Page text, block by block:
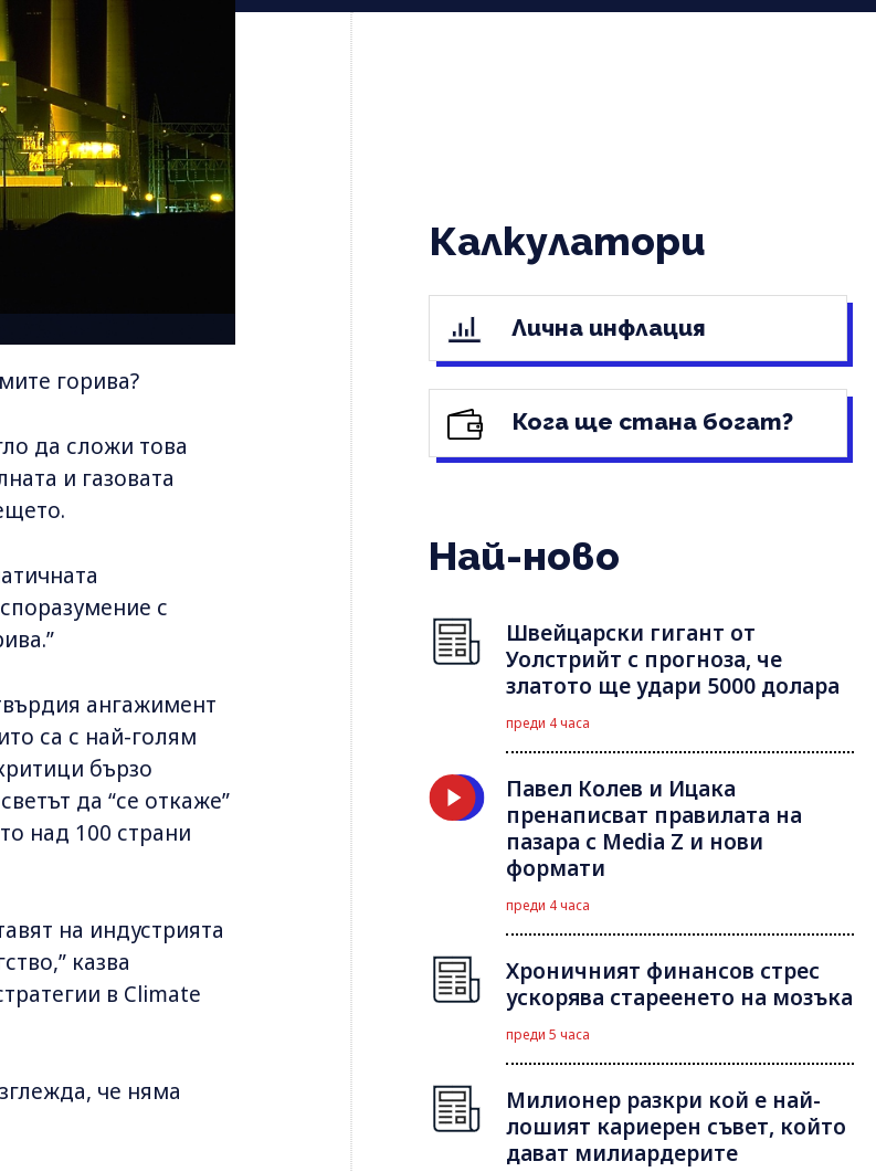
горива?
да сложи това
и газовата
с
ангажимент
са с най-голям
бързо
да “се откаже”
над 100 страни
на индустрията
казва
в Climate
че няма
Калкулатори
Лична инфлация
Кога ще стана богат?
Най-ново
Швейцарски гигант от
Уолстрийт с прогноза, че
златото ще удари 5000 долара
преди 4 часа
Павел Колев и Ицака
пренаписват правилата на
пазара с Media Z и нови
формати
преди 4 часа
Хроничният финансов стрес
ускорява стареенето на мозъка
преди 5 часа
Милионер разкри кой е най-
лошият кариерен съвет, който
дават милиардерите